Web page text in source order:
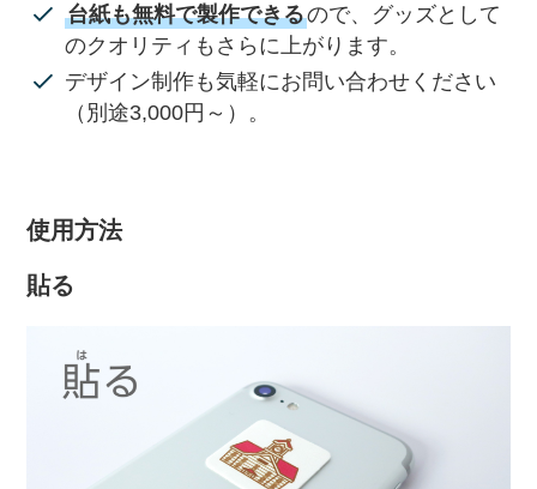
台紙も無料で製作できるので、グッズとして
のクオリティもさらに上がります。
デザイン制作も気軽にお問い合わせください
（別途3,000円～）。
使用方法
貼る